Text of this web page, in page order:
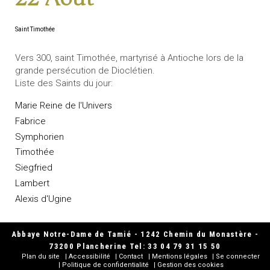
Saint Timothée
Vers 300, saint Timothée, martyrisé à Antioche lors de la
grande persécution de Dioclétien.
Liste des Saints du jour:
Marie Reine de l'Univers
Fabrice
Symphorien
Timothée
Siegfried
Lambert
Alexis d'Ugine
Abbaye Notre-Dame de Tamié - 1242 Chemin du Monastère -
73200 Plancherine Tel: 33 04 79 31 15 50
Plan du site Accessibilité Contact Mentions légales
Se connecter
Politique de confidentialité
Gestion des cookies